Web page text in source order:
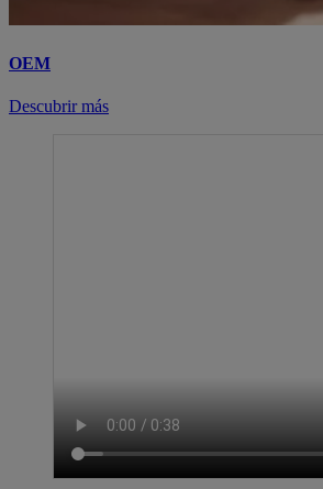
OEM
Descubrir más